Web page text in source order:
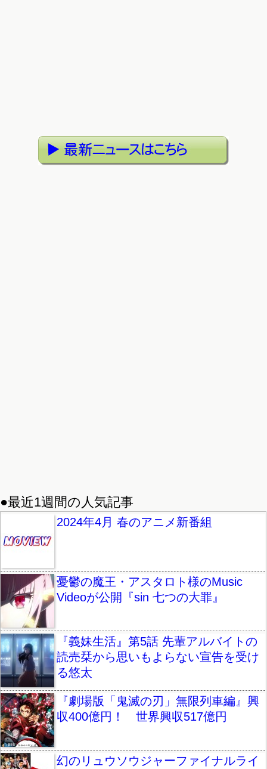
●最近1週間の人気記事
2024年4月 春のアニメ新番組
憂鬱の魔王・アスタロト様のMusic
Videoが公開『sin 七つの大罪』
『義妹生活』第5話 先輩アルバイトの
読売栞から思いもよらない宣告を受け
る悠太
『劇場版「鬼滅の刃」無限列車編』興
収400億円！ 世界興収517億円
幻のリュウソウジャーファイナルライ